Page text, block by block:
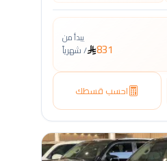
يبدأ من
831
/شهرياً
احسب قسطك